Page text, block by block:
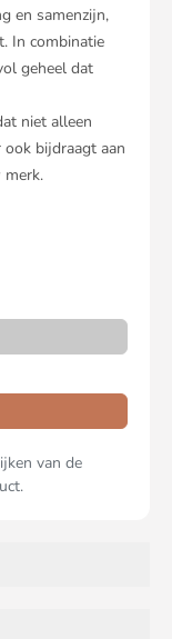
en samenzijn,
In combinatie
geheel dat
niet alleen
bijdraagt aan
merk.
van de